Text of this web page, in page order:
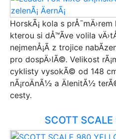
HorskÃ¡ kola s
kterou si dÅ™Ã­ve volila
nejmenÅ¡Ã­ z trojice
pro dospÄ›lÃ©. Velikost
cyklisty vysokÃ© od 148
nÃ¡roÄnÃ½ a ÄlenitÃ½
cesty.
SCOTT